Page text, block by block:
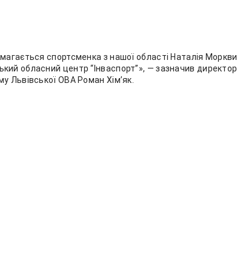
спортсменка з нашої області Наталія
обласний центр “Інваспорт”», — зазначив директор
Львівської ОВА Роман Хімʼяк.